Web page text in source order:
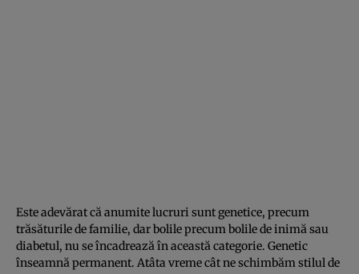
Este adevărat că anumite lucruri sunt genetice, precum
trăsăturile de familie, dar bolile precum bolile de inimă sau
diabetul, nu se încadrează în această categorie. Genetic
înseamnă permanent. Atâta vreme cât ne schimbăm stilul de